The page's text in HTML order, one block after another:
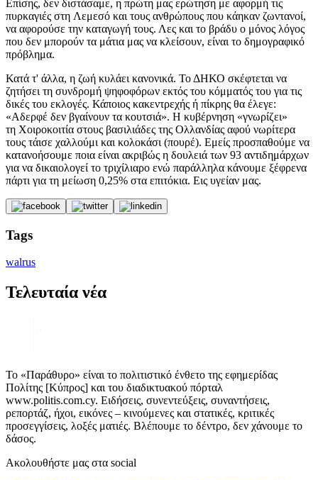
Επίσης, δεν διστάσαμε, η πρώτη μας ερώτηση με αφορμή τις
πυρκαγιές στη Λεμεσό και τους ανθρώπους που κάηκαν ζωντανοί,
να αφορούσε την καταγωγή τους. Λες και το βράδυ ο μόνος λόγος
που δεν μπορούν τα μάτια μας να κλείσουν, είναι το δημογραφικό
πρόβλημα.
Κατά τ' άλλα, η ζωή κυλάει κανονικά. Το ΔΗΚΟ σκέφτεται να
ζητήσει τη συνδρομή ψηφοφόρων εκτός του κόμματός του για τις
δικές του εκλογές. Κάποιος κακεντρεχής ή πίκρης θα έλεγε:
«Αδερφέ δεν βγαίνουν τα κουτσιά». Η κυβέρνηση «γνωρίζει»
τη Χοιροκοιτία στους βασιλιάδες της Ολλανδίας αφού νωρίτερα
τους τάισε χαλλούμι και κολοκάσι (πουρέ). Εμείς προσπαθούμε να
κατανοήσουμε ποια είναι ακριβώς η δουλειά των 93 αντιδημάρχων
για να δικαιολογεί το τριχίλιαρο ενώ παράλληλα κάνουμε ξέφρενα
πάρτι για τη μείωση 0,25% στα επιτόκια. Εις υγείαν μας.
Tags
walrus
Τελευταία νέα
Το «Παράθυρο» είναι το πολιτιστικό ένθετο της εφημερίδας
Πολίτης [Κύπρος] και του διαδικτυακού πόρταλ
www.politis.com.cy. Ειδήσεις, συνεντεύξεις, συναντήσεις,
ρεπορτάζ, ήχοι, εικόνες – κινούμενες και στατικές, κριτικές
προσεγγίσεις, λοξές ματιές. Βλέπουμε το δέντρο, δεν χάνουμε το
δάσος.
Ακολουθήστε μας στα social